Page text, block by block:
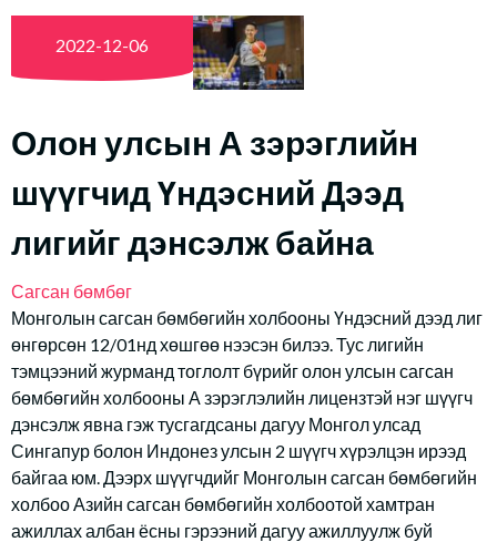
Олон улсын А зэрэглийн
шүүгчид Үндэсний Дээд
лигийг дэнсэлж байна
Сагсан бөмбөг
2022-12-06
Монголын сагсан бөмбөгийн холбооны Үндэсний дээд лиг
өнгөрсөн 12/01нд хөшгөө нээсэн билээ. Тус лигийн
тэмцээний журманд тоглолт бүрийг олон улсын сагсан
бөмбөгийн холбооны А зэрэглэлийн лицензтэй нэг шүүгч
дэнсэлж явна гэж тусгагдсаны дагуу Монгол улсад
Сингапур болон Индонез улсын 2 шүүгч хүрэлцэн ирээд
байгаа юм. Дээрх шүүгчдийг Монголын сагсан бөмбөгийн
холбоо Азийн сагсан бөмбөгийн холбоотой хамтран
ажиллах албан ёсны гэрээний дагуу ажиллуулж буй